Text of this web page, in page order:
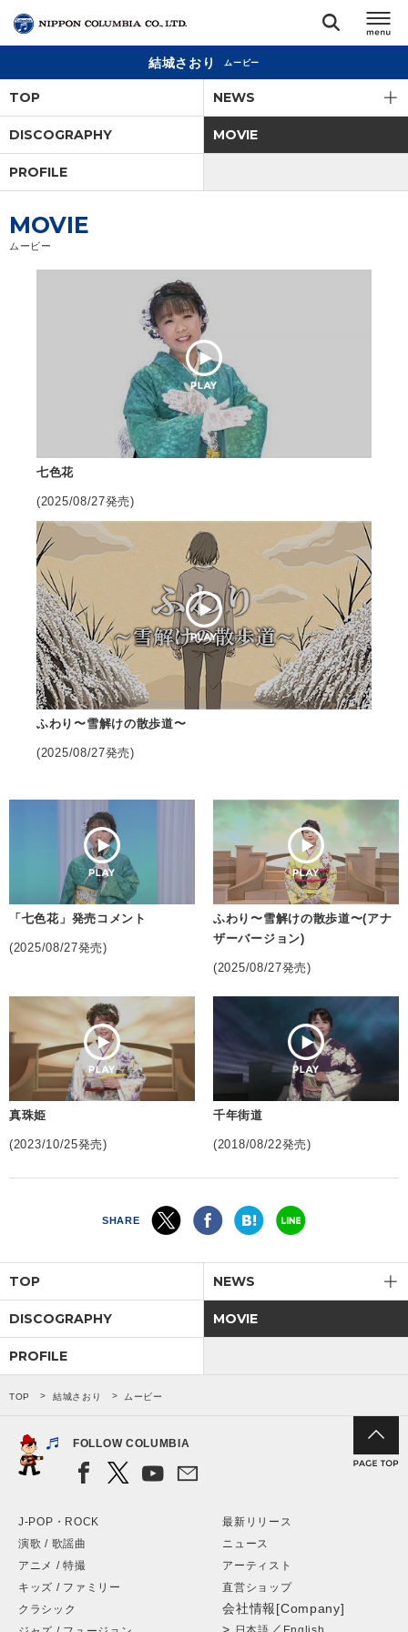
閉じる
アーティスト
ジャンル
サイトマップ
お問い合わせ
閉じる
結城さおり ムービー
TOP NEWS
DISCOGRAPHY MOVIE
PROFILE
MOVIE
ムービー
七色花
(2025/08/27発売)
ふわり〜雪解けの散歩道〜
(2025/08/27発売)
「七色花」発売コメント
(2025/08/27発売)
ふわり〜雪解けの散歩道〜(アナ
ザーバージョン)
(2025/08/27発売)
真珠姫
(2023/10/25発売)
千年街道
(2018/08/22発売)
SHARE
TOP NEWS
DISCOGRAPHY MOVIE
PROFILE
TOP 結城さおり ムービー
FOLLOW COLUMBIA
J-POP・ROCK
演歌 / 歌謡曲
アニメ / 特撮
キッズ / ファミリー
クラシック
最新リリース
ニュース
アーティスト
直営ショップ
会社情報[Company]